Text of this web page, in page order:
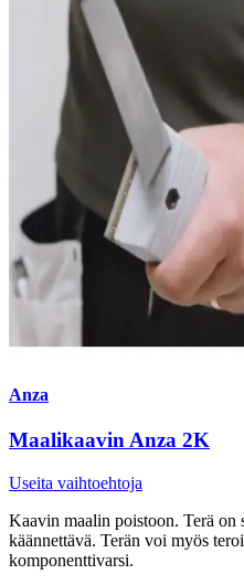
Anza
Maalikaavin Anza 2K
Useita vaihtoehtoja
Kaavin maalin poistoon. Terä on
käännettävä. Terän voi myös
komponenttivarsi.